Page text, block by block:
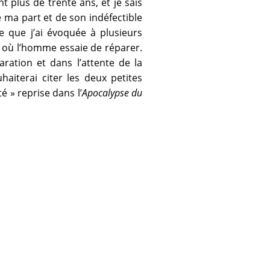
ma part et de son indéfectible
j’ai évoquée à plusieurs
l’homme essaie de réparer.
et dans l’attente de la
citer les deux petites
» reprise dans l’Apocalypse du